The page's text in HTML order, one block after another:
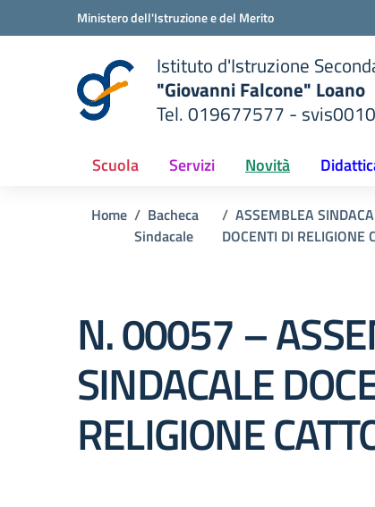
Vai ai contenuti
Vai al menu di navigazioneMinistero dell'Istruzione e del Merito
Istituto d'Istruzione
"Giovanni Falcone" Loano
Tel. 019677577 -
Scuola Servizi Novità
Home
Bacheca
Sindacale
ASSEMBLEA
DOCENTI DI RELIGIONE
N. 00057 –
SINDACALE
RELIGIONE